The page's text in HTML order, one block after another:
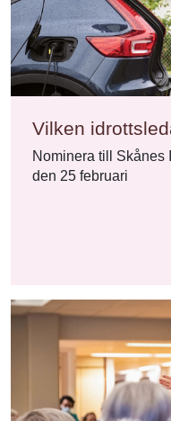
Vilken
Nominera till Skånes
den 25 februari